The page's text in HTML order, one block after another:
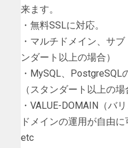
来ます。
・無料SSLに対応。
・マルチドメイン、サ
ンダート以上の場合）
・MySQL、
（スタンダート以上の場
・VALUE-DOMAIN（バ
ドメインの運用が自由に
etc